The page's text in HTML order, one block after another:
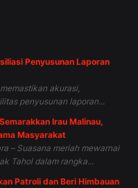
Penyusunan Laporan
akurasi,
penyusunan laporan...
Irau Malinau,
Masyarakat
– Suasana meriah mewarnai
Tahol dalam rangka...
Patroli dan Beri Himbauan